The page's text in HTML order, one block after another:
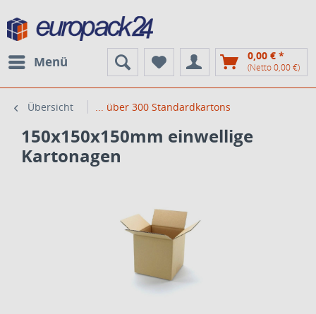
Menü 0,00 € *
(Netto 0,00 €)
Übersicht ... über 300 Standardkartons
150x150x150mm einwellige
Kartonagen